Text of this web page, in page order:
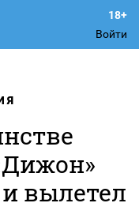
Войти
вылетел